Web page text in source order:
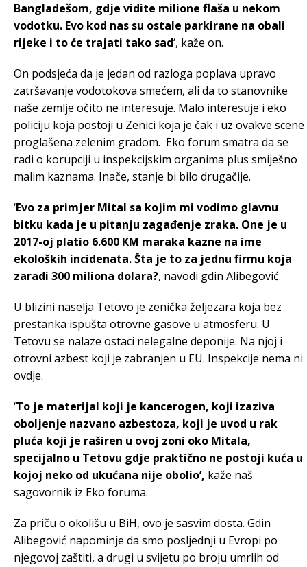
Bangladešom, gdje vidite milione flaša u nekom
vodotku. Evo kod nas su ostale parkirane na obali
rijeke i to će trajati tako sad‘, kaže on.
On podsjeća da je jedan od razloga poplava upravo
zatršavanje vodotokova smećem, ali da to stanovnike
naše zemlje očito ne interesuje. Malo interesuje i eko
policiju koja postoji u Zenici koja je čak i uz ovakve scene
proglašena zelenim gradom. Eko forum smatra da se
radi o korupciji u inspekcijskim organima plus smiješno
malim kaznama. Inače, stanje bi bilo drugačije.
‘Evo za primjer Mital sa kojim mi vodimo glavnu
bitku kada je u pitanju zagađenje zraka. One je u
2017-oj platio 6.600 KM maraka kazne na ime
ekoloških incidenata. Šta je to za jednu firmu koja
zaradi 300 miliona dolara?, navodi gdin Alibegović.
U blizini naselja Tetovo je zenička željezara koja bez
prestanka ispušta otrovne gasove u atmosferu. U
Tetovu se nalaze ostaci nelegalne deponije. Na njoj i
otrovni azbest koji je zabranjen u EU. Inspekcije nema ni
ovdje.
‘To je materijal koji je kancerogen, koji izaziva
oboljenje nazvano azbestoza, koji je uvod u rak
pluća koji je raširen u ovoj zoni oko Mitala,
specijalno u Tetovu gdje praktično ne postoji kuća u
kojoj neko od ukućana nije obolio’, kaže naš
sagovornik iz Eko foruma.
Za priču o okolišu u BiH, ovo je sasvim dosta. Gdin
Alibegović napominje da smo posljednji u Evropi po
njegovoj zaštiti, a drugi u svijetu po broju umrlih od